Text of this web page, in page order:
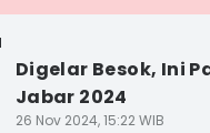
Digelar Besok, Ini
Jabar 2024
26 Nov 2024, 15:22 WIB